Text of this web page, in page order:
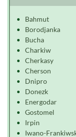
Bahmut
Borodjanka
Bucha
Charkiw
Cherkasy
Cherson
Dnipro
Donezk
Energodar
Gostomel
Irpin
Iwano-